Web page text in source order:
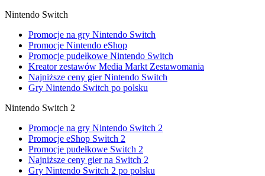
Nintendo Switch
Promocje na gry Nintendo Switch
Promocje Nintendo eShop
Promocje pudełkowe Nintendo Switch
Kreator zestawów Media Markt Zestawomania
Najniższe ceny gier Nintendo Switch
Gry Nintendo Switch po polsku
Nintendo Switch 2
Promocje na gry Nintendo Switch 2
Promocje eShop Switch 2
Promocje pudełkowe Switch 2
Najniższe ceny gier na Switch 2
Gry Nintendo Switch 2 po polsku